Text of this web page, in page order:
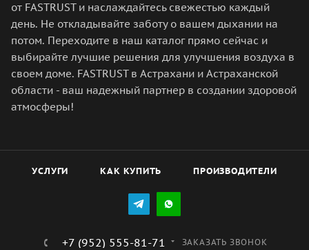
от FASTRUST и наслаждайтесь свежестью каждый
день. Не откладывайте заботу о вашем дыхании на
потом. Переходите в наш каталог прямо сейчас и
выбирайте лучшие решения для улучшения воздуха в
своем доме. FASTRUST в Астрахани и Астраханской
области - ваш надежный партнер в создании здоровой
атмосферы!
УСЛУГИ КАК КУПИТЬ ПРОИЗВОДИТЕЛИ
+7 (952) 555-81-71 ЗАКАЗАТЬ ЗВОНОК